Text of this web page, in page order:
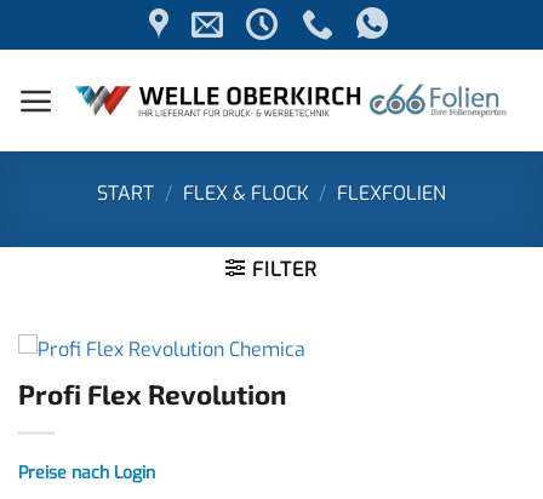
Inhalt
START / FLEX & FLOCK / FLEXFOLIEN
FILTER
Profi Flex Revolution
Preise nach Login